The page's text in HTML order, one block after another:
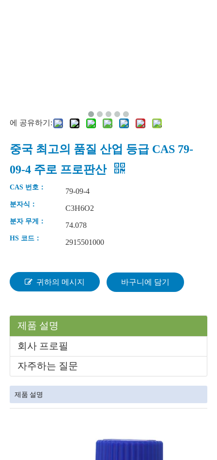
에 공유하기:
중국 최고의 품질 산업 등급 CAS 79-
09-4 주로 프로판산
CAS 번호： 79-09-4
분자식： C3H6O2
분자 무게： 74.078
HS 코드： 2915501000
귀하의 메시지 바구니에 담기
제품 설명
회사 프로필
자주하는 질문
제품 설명